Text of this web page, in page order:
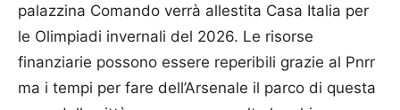
palazzina Comando verrà allestita Casa Italia per
le Olimpiadi invernali del 2026. Le risorse
finanziarie possono essere reperibili grazie al Pnrr
ma i tempi per fare dell’Arsenale il parco di questa